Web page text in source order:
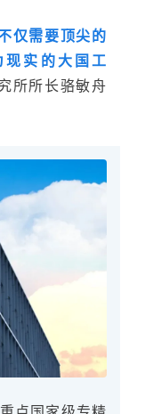
仅需要顶尖的
实的大国工
所所长骆敏舟